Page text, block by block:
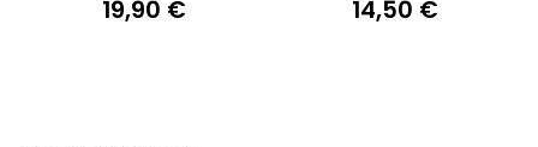
Precio
19,90 €
Precio
14,50 €